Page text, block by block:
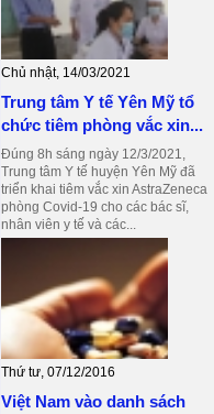
Chủ nhật, 14/03/2021
Trung tâm Y tế Yên Mỹ tổ
chức tiêm phòng vắc xin...
Đúng 8h sáng ngày 12/3/2021,
Trung tâm Y tế huyện Yên Mỹ đã
triển khai tiêm vắc xin AstraZeneca
phòng Covid-19 cho các bác sĩ,
nhân viên y tế và các...
Thứ tư, 07/12/2016
Việt Nam vào danh sách